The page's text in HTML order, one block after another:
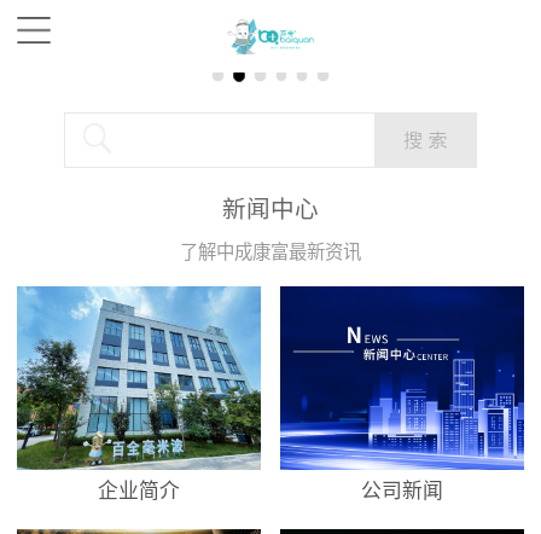
新闻中心
了解中成康富最新资讯
企业简介 公司新闻